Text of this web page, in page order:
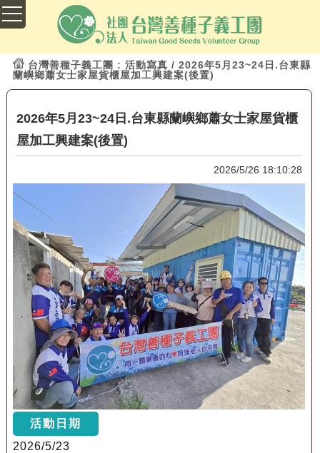
台灣善種子義工團 : 活動寫真 / 2026年5月23~24日.台東縣
蘭嶼鄉蕭女士家屋貨櫃屋加工興建案(後置)
2026年5月23~24日.台東縣蘭嶼鄉蕭女士家屋貨櫃
屋加工興建案(後置)
2026/5/26 18:10:28
活動日期
2026/5/23